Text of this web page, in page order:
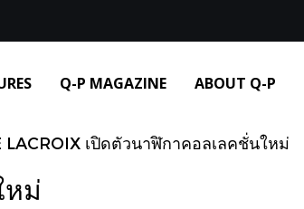
Q-P MAGAZINE ABOUT Q-P
LACROIX เปิดตัวนาฬิกาคอลเลคชั่นใหม่
หม่